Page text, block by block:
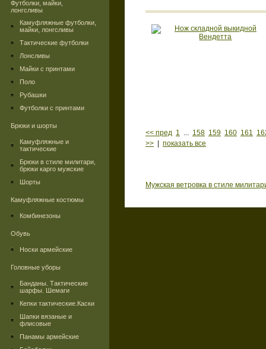
Футболки, майки,
лонгсливы
Камуфляжные футболки,
майки, лонгсливы
Тактические футболки
Лонсливы
Майки с принтами
Поло
Рубашки
Футболки с принтами
Брюки и шорты
Камуфляжные и
тактические
Брюки в стиле милитари,
брюки карго мужские
Шорты
Камуфляжные костюмы
Комбинезоны
Обувь
Носки армейские
Головные уборы
Банданы. Тактические
шарфы. Шемаги
Кепки тактические.Каски
Шапки вязаные и
флисовые
Панамы армейские
<< пред 1 ... 158 159 160 161
>>
показать все
Мужская ветровка в стиле